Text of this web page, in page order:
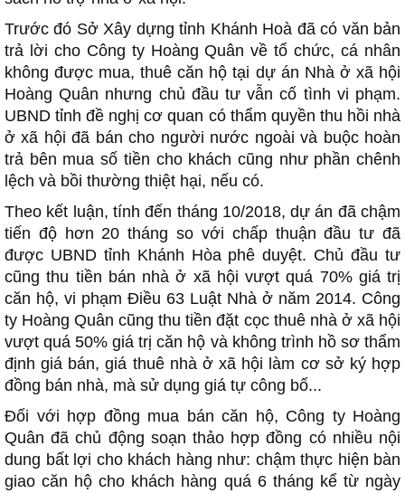
Trước đó Sở Xây dựng tỉnh Khánh Hoà đã có văn bản
trả lời cho Công ty Hoàng Quân về tổ chức, cá nhân
không được mua, thuê căn hộ tại dự án Nhà ở xã hội
Hoàng Quân nhưng chủ đầu tư vẫn cố tình vi phạm.
UBND tỉnh đề nghị cơ quan có thẩm quyền thu hồi nhà
ở xã hội đã bán cho người nước ngoài và buộc hoàn
trả bên mua số tiền cho khách cũng như phần chênh
lệch và bồi thường thiệt hại, nếu có.
Theo kết luận, tính đến tháng 10/2018, dự án đã chậm
tiến độ hơn 20 tháng so với chấp thuận đầu tư đã
được UBND tỉnh Khánh Hòa phê duyệt. Chủ đầu tư
cũng thu tiền bán nhà ở xã hội vượt quá 70% giá trị
căn hộ, vi phạm Điều 63 Luật Nhà ở năm 2014. Công
ty Hoàng Quân cũng thu tiền đặt cọc thuê nhà ở xã hội
vượt quá 50% giá trị căn hộ và không trình hồ sơ thẩm
định giá bán, giá thuê nhà ở xã hội làm cơ sở ký hợp
đồng bán nhà, mà sử dụng giá tự công bố...
Đối với hợp đồng mua bán căn hộ, Công ty Hoàng
Quân đã chủ động soạn thảo hợp đồng có nhiều nội
dung bất lợi cho khách hàng như: chậm thực hiện bàn
giao căn hộ cho khách hàng quá 6 tháng kể từ ngày